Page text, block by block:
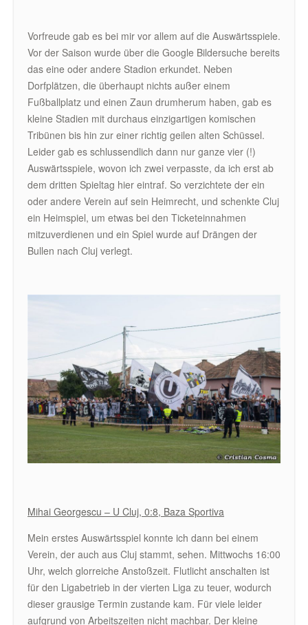
Vorfreude gab es bei mir vor allem auf die Auswärtsspiele.
Vor der Saison wurde über die Google Bildersuche bereits
das eine oder andere Stadion erkundet. Neben
Dorfplätzen, die überhaupt nichts außer einem
Fußballplatz und einen Zaun drumherum haben, gab es
kleine Stadien mit durchaus einzigartigen komischen
Tribünen bis hin zur einer richtig geilen alten Schüssel.
Leider gab es schlussendlich dann nur ganze vier (!)
Auswärtsspiele, wovon ich zwei verpasste, da ich erst ab
dem dritten Spieltag hier eintraf. So verzichtete der ein
oder andere Verein auf sein Heimrecht, und schenkte Cluj
ein Heimspiel, um etwas bei den Ticketeinnahmen
mitzuverdienen und ein Spiel wurde auf Drängen der
Bullen nach Cluj verlegt.
Mihai Georgescu – U Cluj, 0:8, Baza Sportiva
Mein erstes Auswärtsspiel konnte ich dann bei einem
Verein, der auch aus Cluj stammt, sehen. Mittwochs 16:00
Uhr, welch glorreiche Anstoßzeit. Flutlicht anschalten ist
für den Ligabetrieb in der vierten Liga zu teuer, wodurch
dieser grausige Termin zustande kam. Für viele leider
aufgrund von Arbeitszeiten nicht machbar. Der kleine